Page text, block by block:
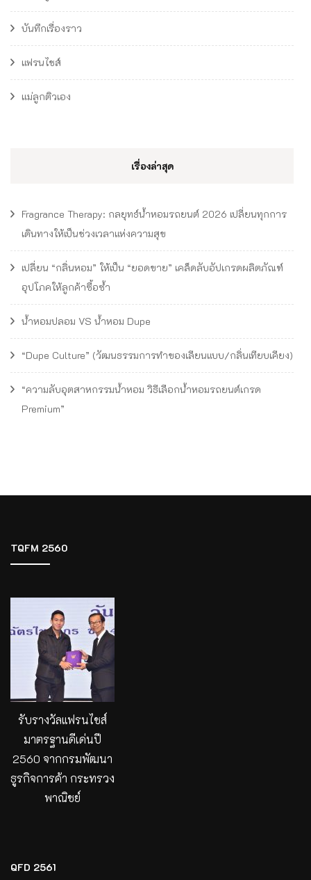
บันทึกเรื่องราว
แฟรนไชส์
แม่ลูกติวเอง
เรื่องล่าสุด
Fragrance Therapy: กลยุทธ์น้ำหอมรถยนต์ 2026 เปลี่ยนทุกการ
เดินทางให้เป็นช่วงเวลาแห่งความสุข
เปลี่ยน “กลิ่นหอม” ให้เป็น “ยอดขาย” เคล็ดลับอัปเกรดผลิตภัณฑ์
อุปโภคให้ลูกค้าซื้อซ้ำ
น้ำหอมปลอม VS น้ำหอม Dupe
“Dupe Culture” (วัฒนธรรมการทำของเลียนแบบ/กลิ่นเทียบเคียง)
“ความลับอุตสาหกรรมน้ำหอม วิธีเลือกน้ำหอมรถยนต์เกรด
Premium”
TQFM 2560
รับรางวัลแฟรนไชส์
มาตรฐานดีเด่นปี
2560 จากกรมพัฒนา
ธูรกิจการค้า กระทรวง
พาณิชย์
QFD 2561